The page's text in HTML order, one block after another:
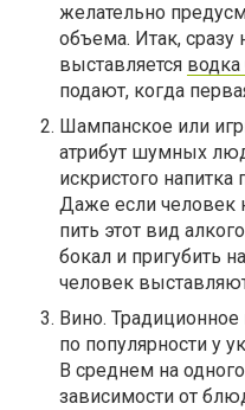
желательно
объема. Итак, сразу
выставляется водка
подают, когда
Шампанское или
атрибут шумных
искристого
Даже если человек
пить этот вид
бокал и пригубить
человек
Вино.
по популярности у
В среднем на
зависимости от